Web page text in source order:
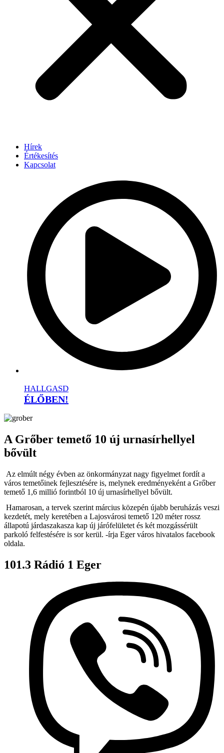
Hírek
Értékesítés
Kapcsolat
HALLGASD
ÉLŐBEN!
A Grőber temető 10 új urnasírhellyel
bővült
Az elmúlt négy évben az önkormányzat nagy figyelmet fordít a
város temetőinek fejlesztésére is, melynek eredményeként a Grőber
temető 1,6 millió forintból 10 új urnasírhellyel bővült.
Hamarosan, a tervek szerint március közepén újabb beruházás veszi
kezdetét, mely keretében a Lajosvárosi temető 120 méter rossz
állapotú járdaszakasza kap új járófelületet és két mozgássérült
parkoló felfestésére is sor kerül. -írja Eger város hivatalos facebook
oldala.
101.3 Rádió 1 Eger